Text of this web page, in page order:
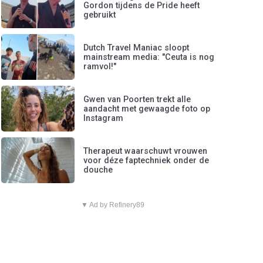
Gordon tijdens de Pride heeft
gebruikt
Dutch Travel Maniac sloopt
mainstream media: "Ceuta is nog
ramvol!"
Gwen van Poorten trekt alle
aandacht met gewaagde foto op
Instagram
Therapeut waarschuwt vrouwen
voor déze faptechniek onder de
douche
▼ Ad by Refinery89